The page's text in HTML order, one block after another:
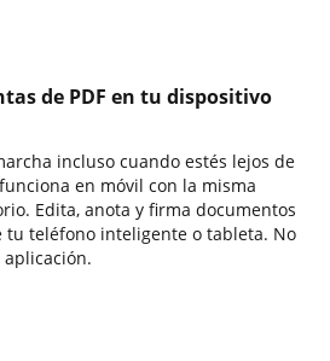
de PDF en tu dispositivo
incluso cuando estés lejos de
en móvil con la misma
Edita, anota y firma documentos
tu teléfono inteligente o tableta. No